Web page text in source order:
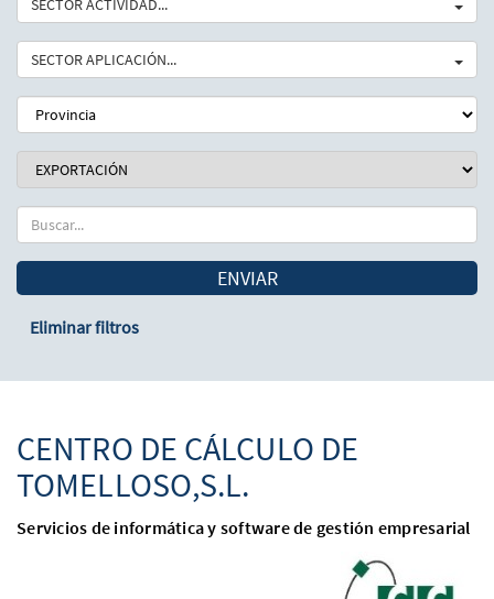
SECTOR ACTIVIDAD...
SECTOR APLICACIÓN...
ENVIAR
Eliminar filtros
CENTRO DE CÁLCULO DE
TOMELLOSO,S.L.
Servicios de informática y software de gestión empresarial